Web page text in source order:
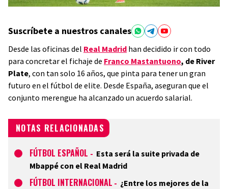
Suscríbete a nuestros canales
Desde las oficinas del Real Madrid han decidido ir con todo
para concretar el fichaje de Franco Mastantuono, de River
Plate, con tan solo 16 años, que pinta para tener un gran
futuro en el fútbol de elite. Desde España, aseguran que el
conjunto merengue ha alcanzado un acuerdo salarial.
NOTAS RELACIONADAS
FÚTBOL ESPAÑOL - Esta será la suite privada de
Mbappé con el Real Madrid
FÚTBOL INTERNACIONAL - ¿Entre los mejores de la